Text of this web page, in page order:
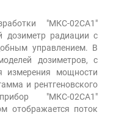
"МКС-02СА1"
дозиметр радиации с
управлением. В
дозиметров, с
измерения мощности
и рентгеновского
"МКС-02СА1"
отображается поток